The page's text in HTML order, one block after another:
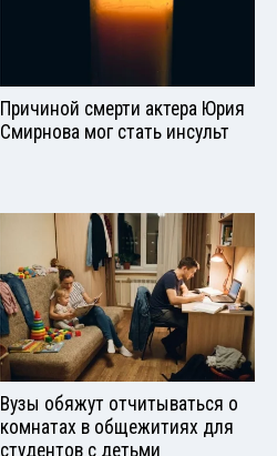
Причиной смерти актера Юрия
Смирнова мог стать инсульт
Вузы обяжут отчитываться о
комнатах в общежитиях для
студентов с детьми